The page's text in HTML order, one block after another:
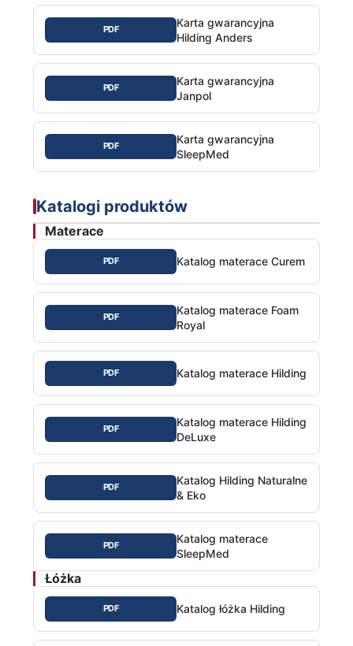
PDF
Karta gwarancyjna
Hilding Anders
PDF
Karta gwarancyjna
Janpol
PDF
Karta gwarancyjna
SleepMed
Katalogi produktów
Materace
PDF Katalog materace Curem
PDF
Katalog materace Foam
Royal
PDF Katalog materace Hilding
PDF
Katalog materace Hilding
DeLuxe
PDF
Katalog Hilding Naturalne
& Eko
PDF
Katalog materace
SleepMed
Łóżka
PDF Katalog łóżka Hilding